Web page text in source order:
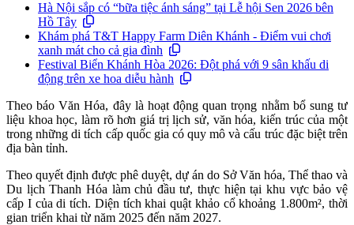
Hà Nội sắp có “bữa tiệc ánh sáng” tại Lễ hội Sen 2026 bên
Hồ Tây
Khám phá T&T Happy Farm Diên Khánh - Điểm vui chơi
xanh mát cho cả gia đình
Festival Biển Khánh Hòa 2026: Đột phá với 9 sân khấu di
động trên xe hoa diễu hành
Theo báo Văn Hóa, đây là hoạt động quan trọng nhằm bổ sung tư
liệu khoa học, làm rõ hơn giá trị lịch sử, văn hóa, kiến trúc của một
trong những di tích cấp quốc gia có quy mô và cấu trúc đặc biệt trên
địa bàn tỉnh.
Theo quyết định được phê duyệt, dự án do Sở Văn hóa, Thể thao và
Du lịch Thanh Hóa làm chủ đầu tư, thực hiện tại khu vực bảo vệ
cấp I của di tích. Diện tích khai quật khảo cổ khoảng 1.800m², thời
gian triển khai từ năm 2025 đến năm 2027.